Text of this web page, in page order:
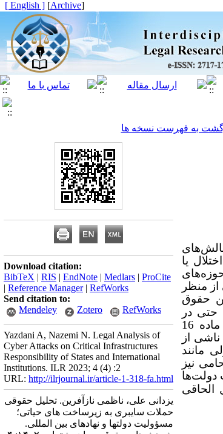
[
Archive
]
[ English ]
به فهرست نسخه ها
یا
منظر
حقوق
حتی در
شرایطی که به شکل غیرمستقیم به دولت مهاجم در اجرای حملات کمک یا مساعدت کرده باشد. ماده 16
از
مانند
نیز
دولت‌ها
الحاقی
Download citation:
BibTeX | RIS | EndNote | Medlars | ProCite
| Reference Manager| RefWorks
Send citation to:
Mendeley
Zotero RefWorks
Yazdani A, Nazemi N. Legal Analysis of
Cyber Attacks on Critical Infrastructures
Responsibility of States and International
Institutions. ILR 2023; 4 (4) :2
URL: http://ilrjournal.ir/article-1-318-fa.html
یزدانی علی، ناظمی نازآفرین. تحلیل حقوقی
حملات سایبری به زیرساخت های حیاتی؛
مسؤولیت دولتها و نهادهای بین المللی.